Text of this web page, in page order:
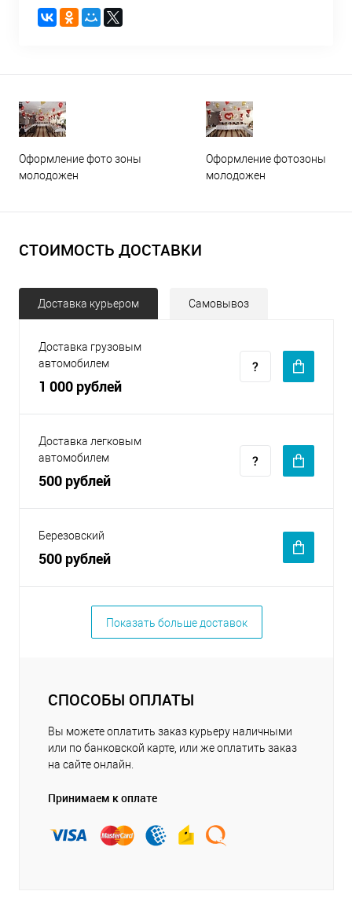
Оформление фото зоны
молодожен
Оформление фотозоны
молодожен
СТОИМОСТЬ ДОСТАВКИ
Доставка курьером Самовывоз
Доставка грузовым
автомобилем
1 000 рублей
Доставка легковым
автомобилем
500 рублей
Березовский
500 рублей
Показать больше доставок
СПОСОБЫ ОПЛАТЫ
Вы можете оплатить заказ курьеру наличными
или по банковской карте, или же оплатить заказ
на сайте онлайн.
Принимаем к оплате